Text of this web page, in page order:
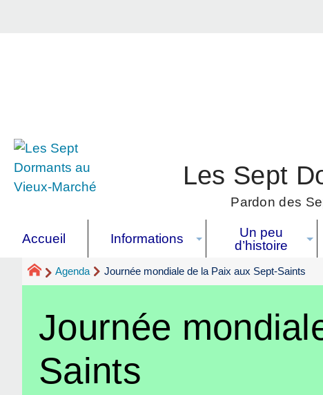
Les Sept
Pardon des
Accueil Informations
Un peu
d’histoire
Agenda Journée mondiale de la Paix aux Sept-Saints
Journée
Saints